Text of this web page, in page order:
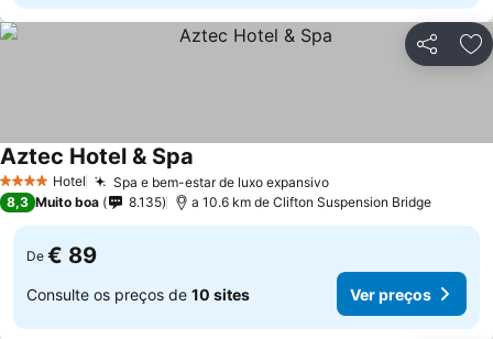
Partilhar
4 EstrelasHotel Spa e bem-estar de luxo expansivo
Aztec Hotel & Spa
8,3 Muito boa 8.135 a 10.6 km de Clifton Suspension Bridge
De € 89
Consulte os preços de 10 sites Ver preços